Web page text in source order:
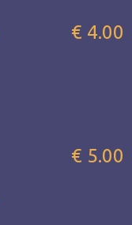
€ 4.00
€ 5.00